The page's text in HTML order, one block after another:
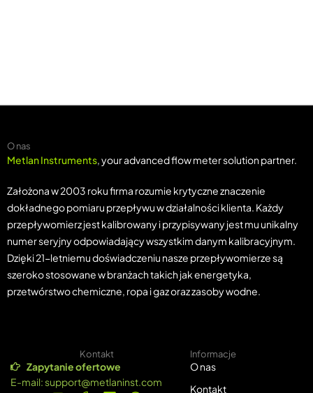
O nas
Metlan Instruments, your advanced flow meter solution partner.
Założona w 2003 roku firma rozumie krytyczne znaczenie
dokładnego pomiaru przepływu w działalności klienta. Każdy
przepływomierz jest kalibrowany i przypisywany jest mu unikalny
numer seryjny odpowiadający wszystkim danym kalibracyjnym.
Dzięki 21-letniemu doświadczeniu nasze przepływomierze są
szeroko stosowane w branżach takich jak energetyka,
przetwórstwo chemiczne, ropa i gaz oraz zasoby wodne.
Kontakt
Zapytanie ofertowe
E-mail:support@metlaninst.com
Informacje
O nas
Kontakt